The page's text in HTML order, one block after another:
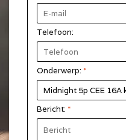
Telefoon:
Onderwerp: *
Bericht: *